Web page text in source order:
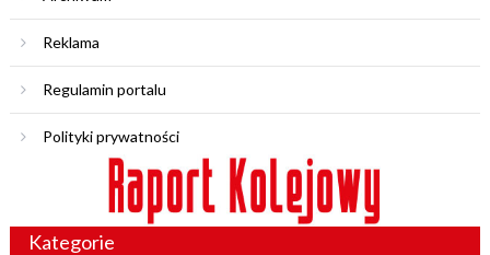
Reklama
Regulamin portalu
Polityki prywatności
Kategorie